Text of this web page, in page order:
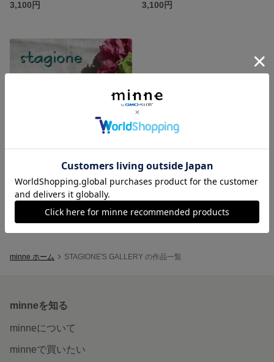
3,100円 3,100円
華やかなフラワー柄のカップアンドソーサー ポーセラーツ
2,500円
minne ホーム STAGIONE'S GALLERY の作品一覧
minneを知る
minneについて
minneで買いたい